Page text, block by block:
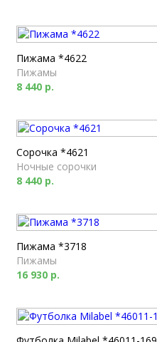
Пижама *4622
Пижамы
8 440 р.
Сорочка *4621
Ночные сорочки
8 440 р.
Пижама *3718
Пижамы
16 930 р.